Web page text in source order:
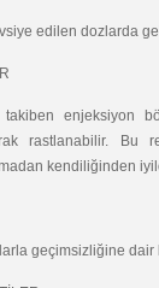
edilen dozlarda
takiben enjeksiyon
rastlanabilir. Bu
kendiliğinden
geçimsizliğine